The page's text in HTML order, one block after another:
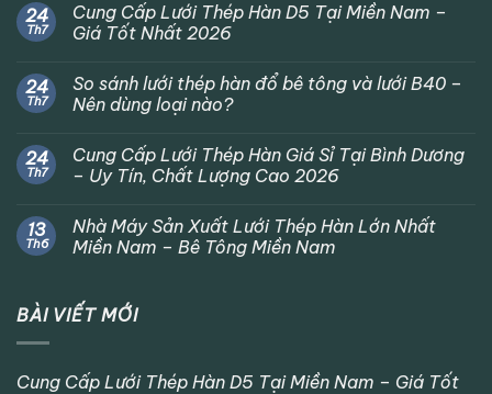
24
Th7
Cung Cấp Lưới Thép Hàn D5 Tại Miền Nam –
Giá Tốt Nhất 2026
24
Th7
So sánh lưới thép hàn đổ bê tông và lưới B40 –
Nên dùng loại nào?
24
Th7
Cung Cấp Lưới Thép Hàn Giá Sỉ Tại Bình Dương
– Uy Tín, Chất Lượng Cao 2026
13
Th6
Nhà Máy Sản Xuất Lưới Thép Hàn Lớn Nhất
Miền Nam – Bê Tông Miền Nam
BÀI VIẾT MỚI
Cung Cấp Lưới Thép Hàn D5 Tại Miền Nam – Giá Tốt